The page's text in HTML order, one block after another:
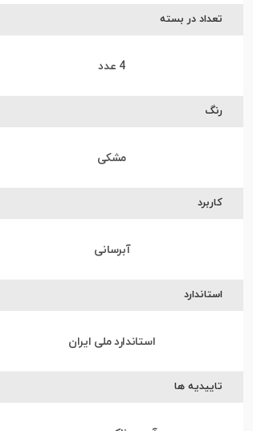
تعداد در بسته
4 عدد
رنگ
مشکی
کاربرد
آبرسانی
استاندارد
استاندارد ملی ایران
تاییدیه ها